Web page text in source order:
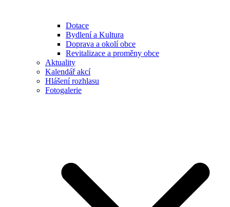
Dotace
Bydlení a Kultura
Doprava a okolí obce
Revitalizace a proměny obce
Aktuality
Kalendář akcí
Hlášení rozhlasu
Fotogalerie